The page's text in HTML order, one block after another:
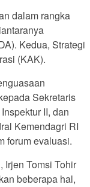
dalam rangka
Kedua, Strategi
(KAK).
Sekretaris
II, dan
Kemendagri RI
forum evaluasi.
Irjen Tomsi Tohir
beberapa hal,